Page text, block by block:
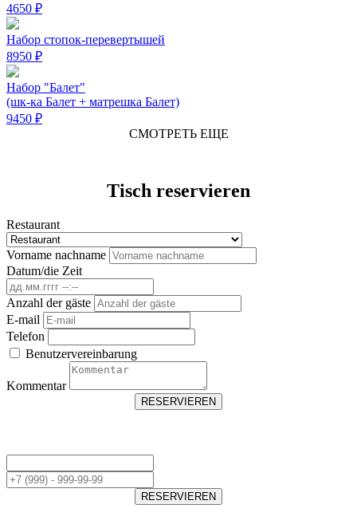
4650 ₽
Набор стопок-перевертышей
8950 ₽
Набор "Балет"
(шк-ка Балет + матрешка Балет)
9450 ₽
СМОТРЕТЬ ЕЩЕ
Tisch reservieren
Restaurant
Vorname nachname
Datum/die Zeit
Anzahl der gäste
E-mail
Telefon
Benutzervereinbarung
Kommentar
RESERVIEREN
RESERVIEREN